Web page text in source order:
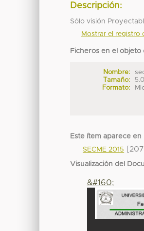
Descripción:
Sólo visión
Mostrar el registro
Ficheros en el objeto
Nombre:
Tamaño:
Formato:
Este ítem aparece
SECME 2015
Visualización del
&#160;